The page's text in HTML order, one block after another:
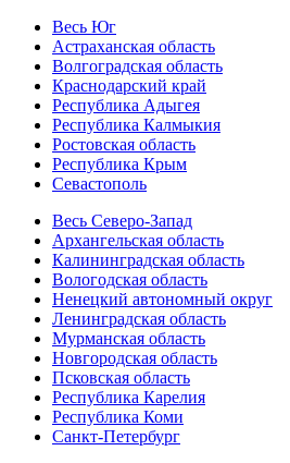
Весь Юг
Астраханская область
Волгоградская область
Краснодарский край
Республика Адыгея
Республика Калмыкия
Ростовская область
Республика Крым
Севастополь
Весь Северо-Запад
Архангельская область
Калининградская область
Вологодская область
Ненецкий автономный округ
Ленинградская область
Мурманская область
Новгородская область
Псковская область
Республика Карелия
Республика Коми
Санкт-Петербург